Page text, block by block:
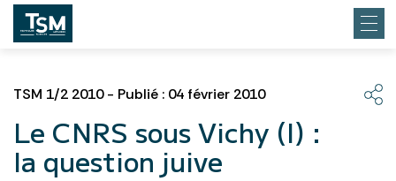
TSM 1/2 2010 - Publié : 04 février 2010
Le CNRS sous Vichy (I) :
la question juive